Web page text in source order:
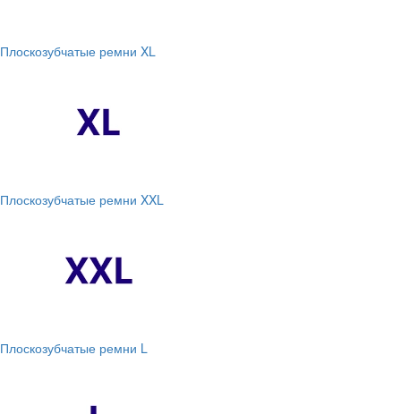
Плоскозубчатые ремни XL
Плоскозубчатые ремни XXL
Плоскозубчатые ремни L